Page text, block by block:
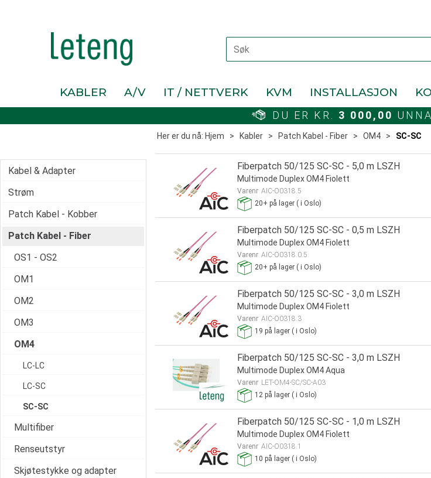
KABLER A/V IT / NETTVERK KVM INSTALLASJON
DU ER KR. 3 000,00
Her er du nå: Hjem > Kabler > Patch Kabel - Fiber > OM4 > SC-SC
Kabel & Adapter
Strøm
Patch Kabel - Kobber
Patch Kabel - Fiber
OS1 - OS2
OM1
OM2
OM3
OM4
LC-LC
LC-SC
SC-SC
Multifiber
Renseutstyr
Skjøtestykke og adapter
Fiberpatch 50/125 SC-SC - 5,0 m LSZH
Multimode Duplex OM4 Fiolett
Varenr AIC-O0318.5
20+ på lager ( i Oslo)
Fiberpatch 50/125 SC-SC - 0,5 m LSZH
Multimode Duplex OM4 Fiolett
Varenr AIC-O0318.0.5
20+ på lager ( i Oslo)
Fiberpatch 50/125 SC-SC - 3,0 m LSZH
Multimode Duplex OM4 Fiolett
Varenr AIC-O0318.3
19 på lager ( i Oslo)
Fiberpatch 50/125 SC-SC - 3,0 m LSZH
Multimode Duplex OM4 Aqua
Varenr LET-OM4-SC/SC-A03
12 på lager ( i Oslo)
Fiberpatch 50/125 SC-SC - 1,0 m LSZH
Multimode Duplex OM4 Fiolett
Varenr AIC-O0318.1
10 på lager ( i Oslo)